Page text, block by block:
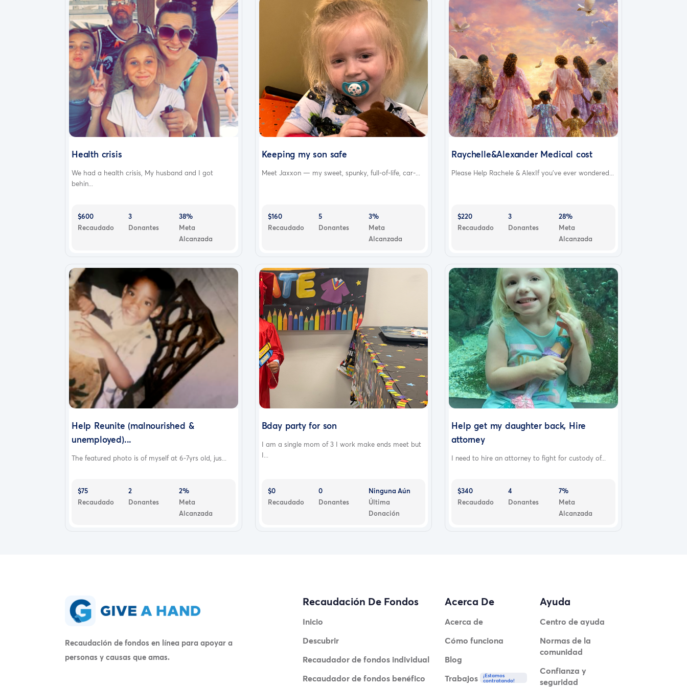
Health crisis
We had a health crisis, My husband and I got
behin...
$600
Recaudado
3
Donantes
38%
Meta
Alcanzada
Keeping my son safe
Meet Jaxxon — my sweet, spunky, full-of-life, car-...
$160
Recaudado
5
Donantes
3%
Meta
Alcanzada
Raychelle&Alexander Medical cost
Please Help Rachele & AlexIf you’ve ever wondered...
$220
Recaudado
3
Donantes
28%
Meta
Alcanzada
Help Reunite (malnourished &
unemployed)...
The featured photo is of myself at 6-7yrs old, jus...
$75
Recaudado
2
Donantes
2%
Meta
Alcanzada
Bday party for son
I am a single mom of 3 I work make ends meet but
I...
$0
Recaudado
0
Donantes
Ninguna Aún
Última
Donación
Help get my daughter back, Hire
attorney
I need to hire an attorney to fight for custody of...
$340
Recaudado
4
Donantes
7%
Meta
Alcanzada
Recaudación de fondos en línea para apoyar a
personas y causas que amas.
Recaudación De Fondos
Inicio
Descubrir
Recaudador de fondos individual
Recaudador de fondos benéfico
Acerca De
Acerca de
Cómo funciona
Blog
Trabajos
¡Estamos
contratando!
Ayuda
Centro de ayuda
Normas de la
comunidad
Confianza y
seguridad